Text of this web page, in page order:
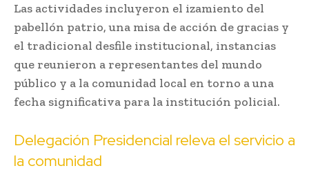
Las actividades incluyeron el izamiento del
pabellón patrio, una misa de acción de gracias y
el tradicional desfile institucional, instancias
que reunieron a representantes del mundo
público y a la comunidad local en torno a una
fecha significativa para la institución policial.
Delegación Presidencial releva el servicio a
la comunidad